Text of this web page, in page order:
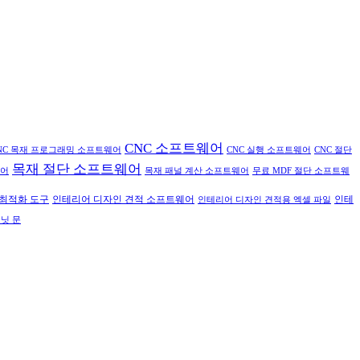
목재 프로그래밍 소프트웨어 CNC 소프트웨어 CNC 실행 소프트웨어 CNC 절단
목재 절단 소프트웨어 목재 패널 계산 소프트웨어 무료 MDF 절단 소프트웨
적화 도구 인테리어 디자인 견적 소프트웨어 인테리어 디자인 견적용 엑셀 파일 인테
문